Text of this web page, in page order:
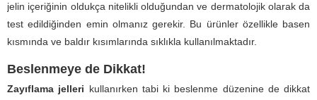
jelin içeriğinin oldukça nitelikli olduğundan ve dermatolojik olarak da
test edildiğinden emin olmanız gerekir. Bu ürünler özellikle basen
kısmında ve baldır kısımlarında sıklıkla kullanılmaktadır.
Beslenmeye de Dikkat!
Zayıflama jelleri kullanırken tabi ki beslenme düzenine de dikkat